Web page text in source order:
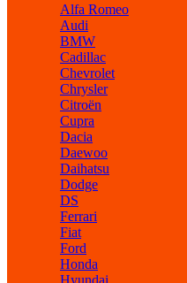
Alfa Romeo
Audi
BMW
Cadillac
Chevrolet
Chrysler
Citroën
Cupra
Dacia
Daewoo
Daihatsu
Dodge
DS
Ferrari
Fiat
Ford
Honda
Hyundai